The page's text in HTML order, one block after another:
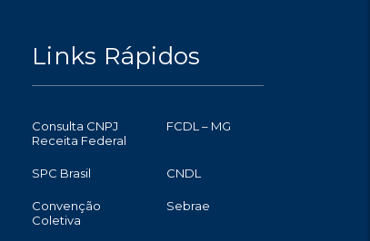
Links Rápidos
Consulta CNPJ
Receita Federal
FCDL – MG
SPC Brasil CNDL
Convenção
Coletiva
Sebrae